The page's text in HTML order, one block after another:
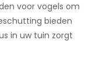
voor vogels om
bieden
in uw tuin zorgt